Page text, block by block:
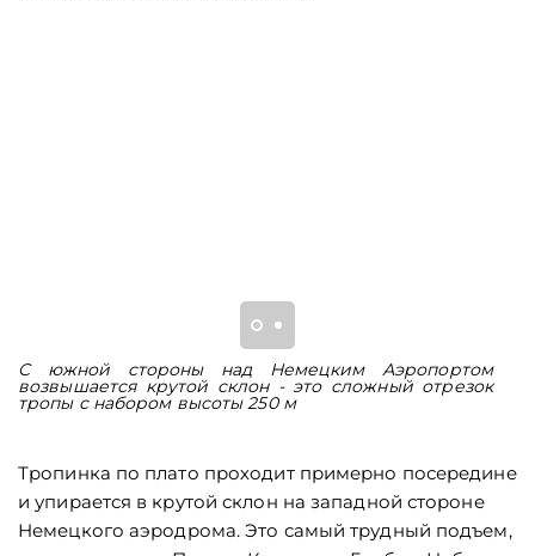
С южной стороны над Немецким Аэропортом
возвышается крутой склон - это сложный отрезок
тропы с набором высоты 250 м
Тропинка по плато проходит примерно посередине
и упирается в крутой склон на западной стороне
Немецкого аэродрома. Это самый трудный подъем,